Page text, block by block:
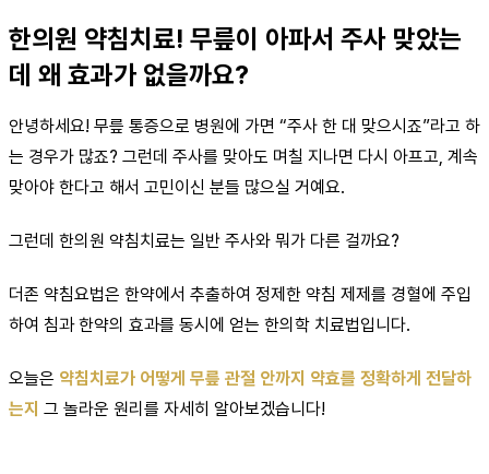
한의원 약침치료! 무릎이 아파서 주사 맞았는
데 왜 효과가 없을까요?
안녕하세요! 무릎 통증으로 병원에 가면 “주사 한 대 맞으시죠”라고 하
는 경우가 많죠? 그런데 주사를 맞아도 며칠 지나면 다시 아프고, 계속
맞아야 한다고 해서 고민이신 분들 많으실 거예요.
그런데 한의원 약침치료는 일반 주사와 뭐가 다른 걸까요?
더존 약침요법은 한약에서 추출하여 정제한 약침 제제를 경혈에 주입
하여 침과 한약의 효과를 동시에 얻는 한의학 치료법입니다.
오늘은 약침치료가 어떻게 무릎 관절 안까지 약효를 정확하게 전달하
는지 그 놀라운 원리를 자세히 알아보겠습니다!